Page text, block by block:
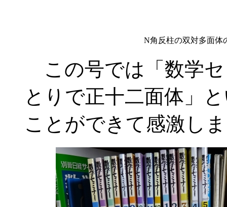
N角反柱の双対多面体
この号では「数学
とりで正十二面体」
ことができて感激し